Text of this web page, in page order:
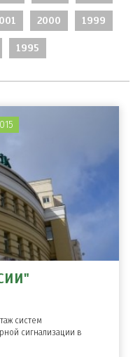
2000 1999
1995
систем
сигнализации в